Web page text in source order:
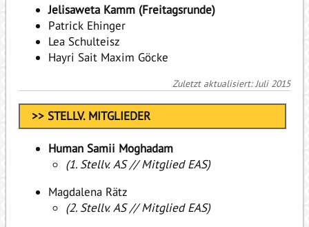
Jelisaweta Kamm (Freitagsrunde)
Patrick Ehinger
Lea Schulteisz
Hayri Sait Maxim Göcke
Zuletzt aktualisiert: Juli 2015
>> STELLV. MITGLIEDER
Human Samii Moghadam
(1. Stellv. AS // Mitglied EAS)
Magdalena Rätz
(2. Stellv. AS // Mitglied EAS)